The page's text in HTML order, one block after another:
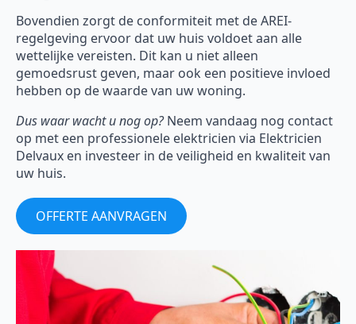
Bovendien zorgt de conformiteit met de AREI-
regelgeving ervoor dat uw huis voldoet aan alle
wettelijke vereisten. Dit kan u niet alleen
gemoedsrust geven, maar ook een positieve invloed
hebben op de waarde van uw woning.
Dus waar wacht u nog op?Neem vandaag nog contact
op met een professionele elektricien via Elektricien
Delvaux en investeer in de veiligheid en kwaliteit van
uw huis.
OFFERTE AANVRAGEN